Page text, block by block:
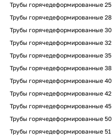
Трубы горячедеформированные 25
Трубы горячедеформированные 28
Трубы горячедеформированные 30
Трубы горячедеформированные 32
Трубы горячедеформированные 35
Трубы горячедеформированные 38
Трубы горячедеформированные 40
Трубы горячедеформированные 42
Трубы горячедеформированные 45
Трубы горячедеформированные 50
Трубы горячедеформированные 51